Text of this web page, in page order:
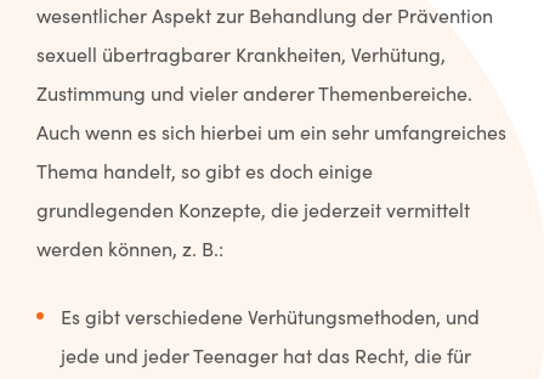
wesentlicher Aspekt zur Behandlung der Prävention
sexuell übertragbarer Krankheiten, Verhütung,
Zustimmung und vieler anderer Themenbereiche.
Auch wenn es sich hierbei um ein sehr umfangreiches
Thema handelt, so gibt es doch einige
grundlegenden Konzepte, die jederzeit vermittelt
werden können, z. B.:
Es gibt verschiedene Verhütungsmethoden, und
jede und jeder Teenager hat das Recht, die für